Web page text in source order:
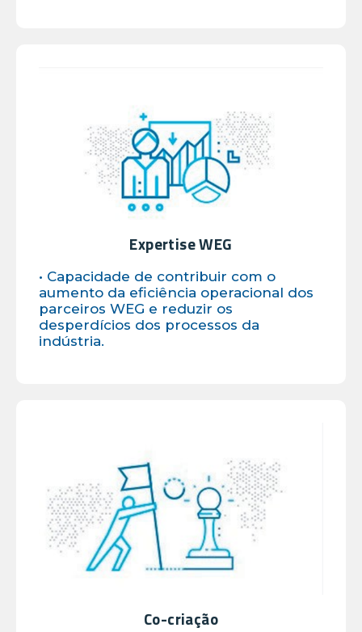
Expertise WEG
• Capacidade de contribuir com o
aumento da eficiência operacional dos
parceiros WEG e reduzir os
desperdícios dos processos da
indústria.
Co-criação